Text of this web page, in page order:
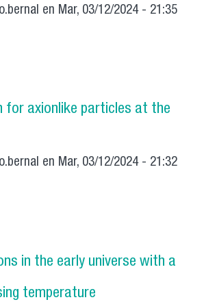
en Mar, 03/12/2024 - 21:35
DARK MATTER: PRODUCTION
AND SIGNATURES
for axionlike particles at the
en Mar, 03/12/2024 - 21:32
a search for axionlike particles at
in the early universe with a
temperature